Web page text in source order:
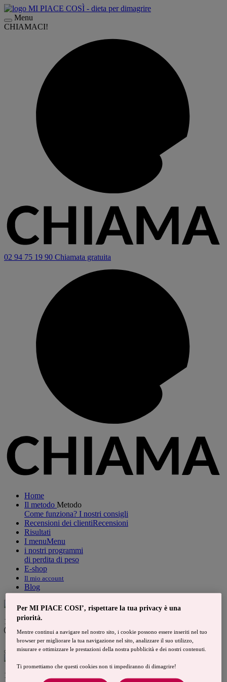
Menu
CHIAMACI!
02 94 75 19 90 Chiamata gratuita
Home
Il metodo Metodo
Come funziona? I nostri consigli
Recensioni dei clientiRecensioni
Risultati
I menuMenu
i nostri programmi
di perdita di peso
E-shop
Il mio account
Blog
100€ DI SCONTO
100€ DI SCONTO
Per MI PIACE COSI’, rispettare la tua privacy è una
priorità.
Mentre continui a navigare nel nostro sito, i cookie possono essere inseriti nel tuo
browser per migliorare la tua navigazione nel sito, analizzare il suo utilizzo,
misurare e ottimizzare le prestazioni della nostra pubblicità e dei nostri contenuti.
Ti promettiamo che questi cookies non ti impediranno di dimagrire!